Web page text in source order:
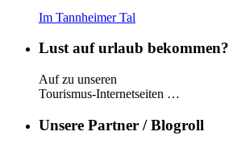
Im Tannheimer Tal
Lust auf urlaub bekommen?
Auf zu unseren
Tourismus-Internetseiten …
Unsere Partner / Blogroll